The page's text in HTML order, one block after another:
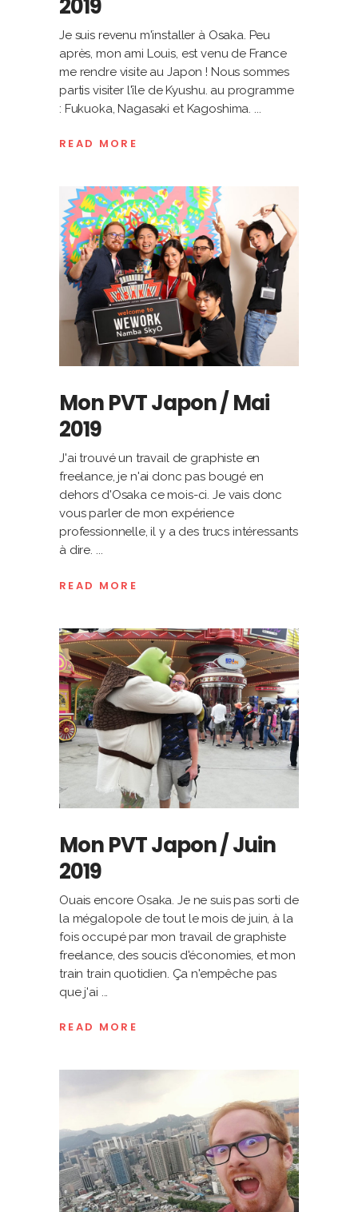
2019
Je suis revenu m'installer à Osaka. Peu
après, mon ami Louis, est venu de France
me rendre visite au Japon ! Nous sommes
partis visiter l'île de Kyushu. au programme
: Fukuoka, Nagasaki et Kagoshima.
READ MORE
Mon PVT Japon / Mai
2019
J'ai trouvé un travail de graphiste en
freelance, je n'ai donc pas bougé en
dehors d'Osaka ce mois-ci. Je vais donc
vous parler de mon expérience
professionnelle, il y a des trucs intéressants
à dire.
READ MORE
Mon PVT Japon / Juin
2019
Ouais encore Osaka. Je ne suis pas sorti de
la mégalopole de tout le mois de juin, à la
fois occupé par mon travail de graphiste
freelance, des soucis d'économies, et mon
train train quotidien. Ça n'empêche pas
que j'ai
READ MORE